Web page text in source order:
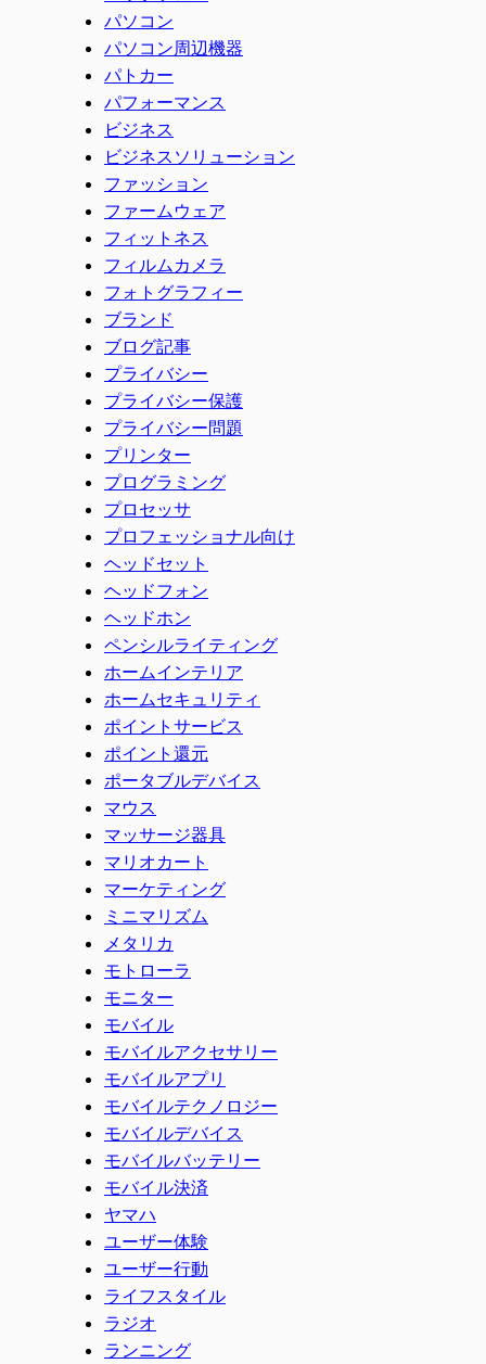
パソコン
パソコン周辺機器
パトカー
パフォーマンス
ビジネス
ビジネスソリューション
ファッション
ファームウェア
フィットネス
フィルムカメラ
フォトグラフィー
ブランド
ブログ記事
プライバシー
プライバシー保護
プライバシー問題
プリンター
プログラミング
プロセッサ
プロフェッショナル向け
ヘッドセット
ヘッドフォン
ヘッドホン
ペンシルライティング
ホームインテリア
ホームセキュリティ
ポイントサービス
ポイント還元
ポータブルデバイス
マウス
マッサージ器具
マリオカート
マーケティング
ミニマリズム
メタリカ
モトローラ
モニター
モバイル
モバイルアクセサリー
モバイルアプリ
モバイルテクノロジー
モバイルデバイス
モバイルバッテリー
モバイル決済
ヤマハ
ユーザー体験
ユーザー行動
ライフスタイル
ラジオ
ランニング